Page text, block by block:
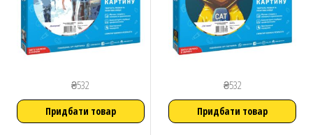
₴532
Придбати товар
₴532
Придбати товар